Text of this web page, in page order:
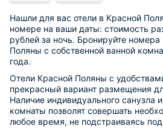
Нашли для вас отели в Красной
номере на ваши даты: стоимость
рублей за ночь. Бронируйте номера
Поляны с собственной ванной
года.
Отели Красной Поляны с
прекрасный вариант размещения
Наличие индивидуального санузла
комнаты позволят совершать
любое время, не подстраиваясь под